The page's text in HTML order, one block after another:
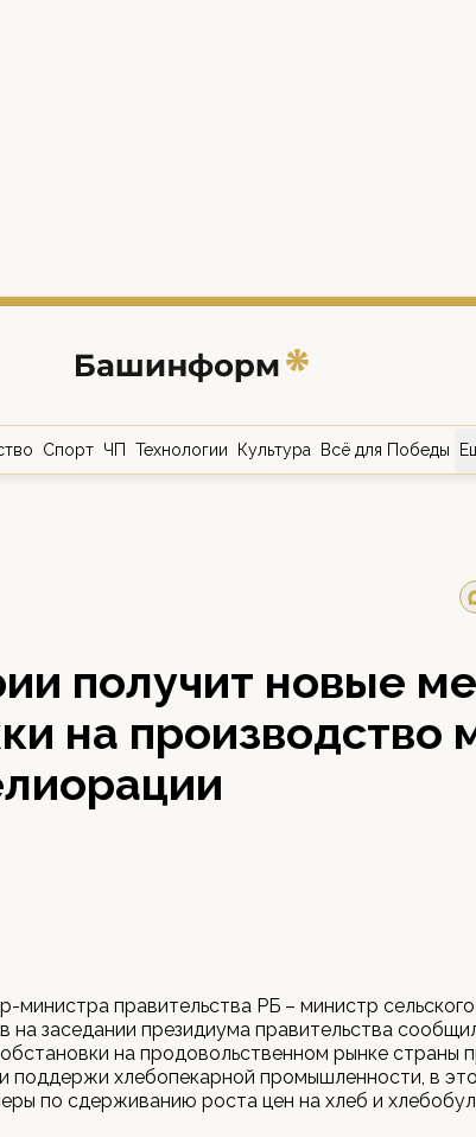
Спорт ЧП Технологии Культура Всё для Победы
получит новые
на производство
министра правительства РБ – министр
на заседании президиума правительства
на продовольственном рынке страны
поддержи хлебопекарной промышленности, в
по сдерживанию роста цен на хлеб и